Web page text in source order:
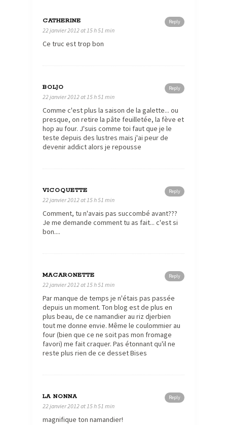
Reply
CATHERINE
22 janvier 2012 at 15 h 51 min
Ce truc est trop bon
Reply
BOLJO
22 janvier 2012 at 15 h 51 min
Comme c'est plus la saison de la galette... ou
presque, on retire la pâte feuilletée, la fève et
hop au four. J'suis comme toi faut que je le
teste depuis des lustres mais j'ai peur de
devenir addict alors je repousse
Reply
VICOQUETTE
22 janvier 2012 at 15 h 51 min
Comment, tu n'avais pas succombé avant???
Je me demande comment tu as fait... c'est si
bon....
Reply
MACARONETTE
22 janvier 2012 at 15 h 51 min
Par manque de temps je n'étais pas passée
depuis un moment. Ton blog est de plus en
plus beau, de ce namandier au riz djerbien
tout me donne envie. Même le coulommier au
four (bien que ce ne soit pas mon fromage
favori) me fait craquer. Pas étonnant qu'il ne
reste plus rien de ce desset Bises
Reply
LA NONNA
22 janvier 2012 at 15 h 51 min
magnifique ton namandier!